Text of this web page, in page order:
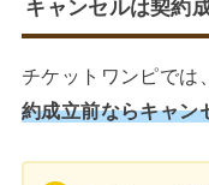
キャンセルは契約
チケットワンピでは
約成立前ならキャン